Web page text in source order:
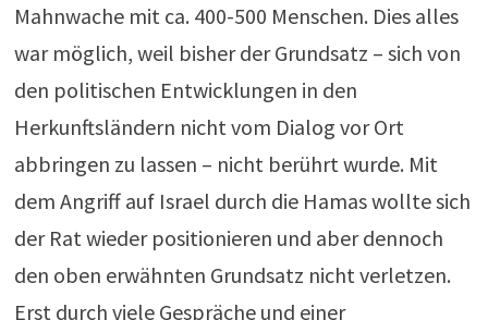
Mahnwache mit ca. 400-500 Menschen. Dies alles
war möglich, weil bisher der Grundsatz – sich von
den politischen Entwicklungen in den
Herkunftsländern nicht vom Dialog vor Ort
abbringen zu lassen – nicht berührt wurde. Mit
dem Angriff auf Israel durch die Hamas wollte sich
der Rat wieder positionieren und aber dennoch
den oben erwähnten Grundsatz nicht verletzen.
Erst durch viele Gespräche und einer